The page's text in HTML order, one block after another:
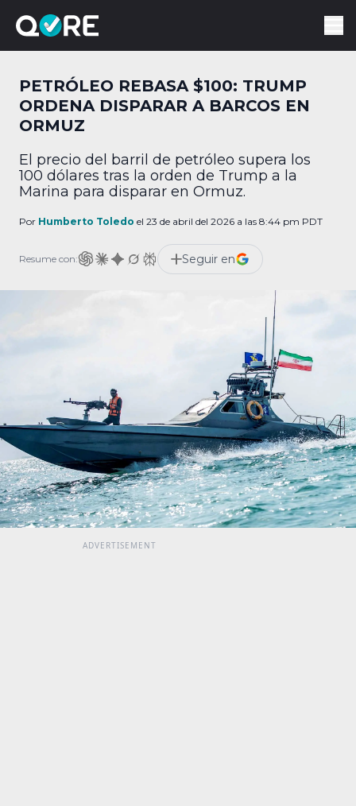
PETRÓLEO REBASA $100: TRUMP
ORDENA DISPARAR A BARCOS EN
ORMUZ
El precio del barril de petróleo supera los
100 dólares tras la orden de Trump a la
Marina para disparar en Ormuz.
Por Humberto Toledo el 23 de abril del 2026 a las 8:44 pm PDT
Resume con: Seguir en